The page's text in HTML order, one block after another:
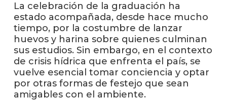
La
en
La celebración de la graduación ha
estado acompañada, desde hace mucho
tiempo, por la costumbre de lanzar
huevos y harina sobre quienes culminan
sus estudios. Sin embargo, en el contexto
de crisis hídrica que enfrenta el país, se
vuelve esencial tomar conciencia y optar
por otras formas de festejo que sean
amigables con el ambiente.